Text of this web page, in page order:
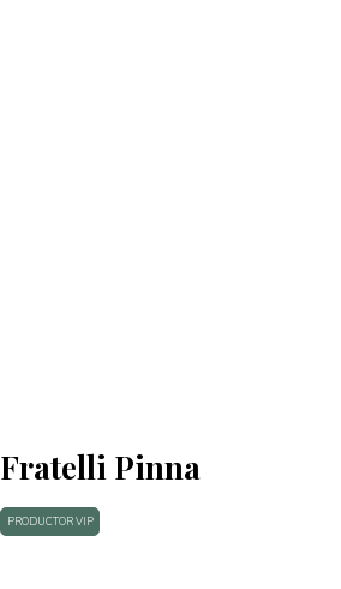
Fratelli Pinna
PRODUCTOR VIP